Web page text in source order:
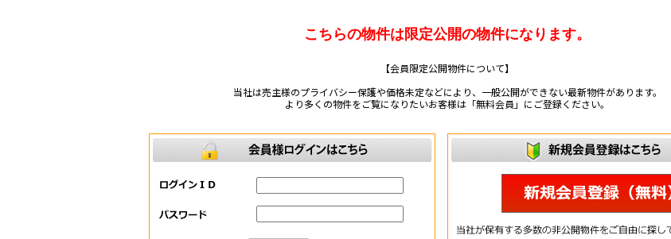
こちらの物件は限定公開の物件になります。
【会員限定公開物件について】
当社は売主様のプライバシー保護や価格未定などにより、一般公開ができない最新物件があります。
より多くの物件をご覧になりたいお客様は「無料会員」にご登録ください。